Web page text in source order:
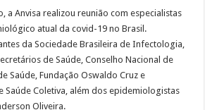
a Anvisa realizou reunião com especialistas
atual da covid-19 no Brasil.
da Sociedade Brasileira de Infectologia,
de Saúde, Conselho Nacional de
Saúde, Fundação Oswaldo Cruz e
Saúde Coletiva, além dos epidemiologistas
Oliveira.